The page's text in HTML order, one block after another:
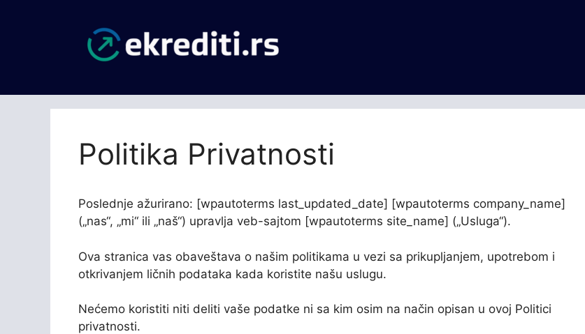
Politika Privatnosti
Poslednje ažurirano: [wpautoterms last_updated_date] [wpautoterms company_name]
(„nas“, „mi“ ili „naš“) upravlja veb-sajtom [wpautoterms site_name] („Usluga“).
Ova stranica vas obaveštava o našim politikama u vezi sa prikupljanjem, upotrebom i
otkrivanjem ličnih podataka kada koristite našu uslugu.
Nećemo koristiti niti deliti vaše podatke ni sa kim osim na način opisan u ovoj Politici
privatnosti.